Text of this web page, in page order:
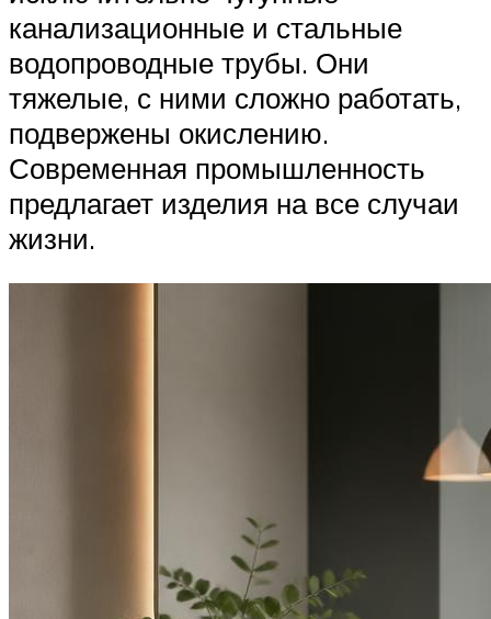
канализационные и стальные
водопроводные трубы. Они
тяжелые, с ними сложно работать,
подвержены окислению.
Современная промышленность
предлагает изделия на все случаи
жизни.